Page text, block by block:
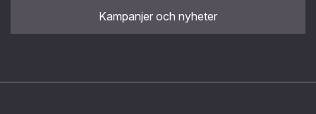
Kampanjer och nyheter